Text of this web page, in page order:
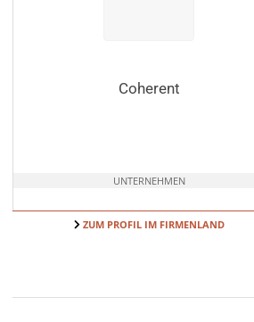
Coherent
UNTERNEHMEN
ZUM PROFIL IM FIRMENLAND